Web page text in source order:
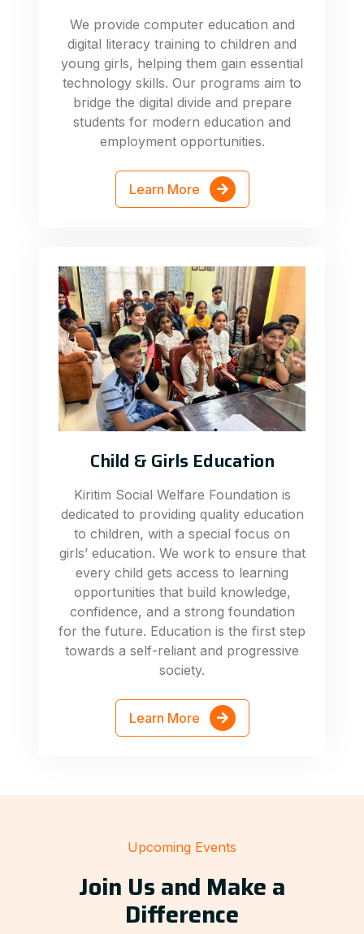
We provide computer education and
digital literacy training to children and
young girls, helping them gain essential
technology skills. Our programs aim to
bridge the digital divide and prepare
students for modern education and
employment opportunities.
Learn More
Child & Girls Education
Kiritim Social Welfare Foundation is
dedicated to providing quality education
to children, with a special focus on
girls’ education. We work to ensure that
every child gets access to learning
opportunities that build knowledge,
confidence, and a strong foundation
for the future. Education is the first step
towards a self-reliant and progressive
society.
Learn More
Upcoming Events
Join Us and Make a
Difference